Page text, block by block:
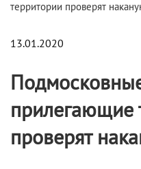
территории проверят
13.01.2020
прилегающие
проверят